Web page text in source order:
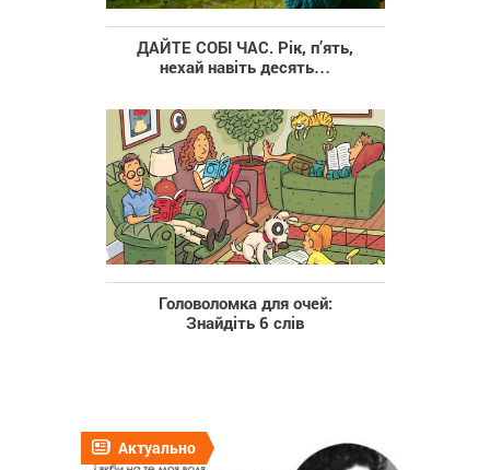
ДАЙТЕ СОБІ ЧАС. Рік, п’ять,
нехай навіть десять…
Головоломка для очей:
Знайдіть 6 слів
Актуально